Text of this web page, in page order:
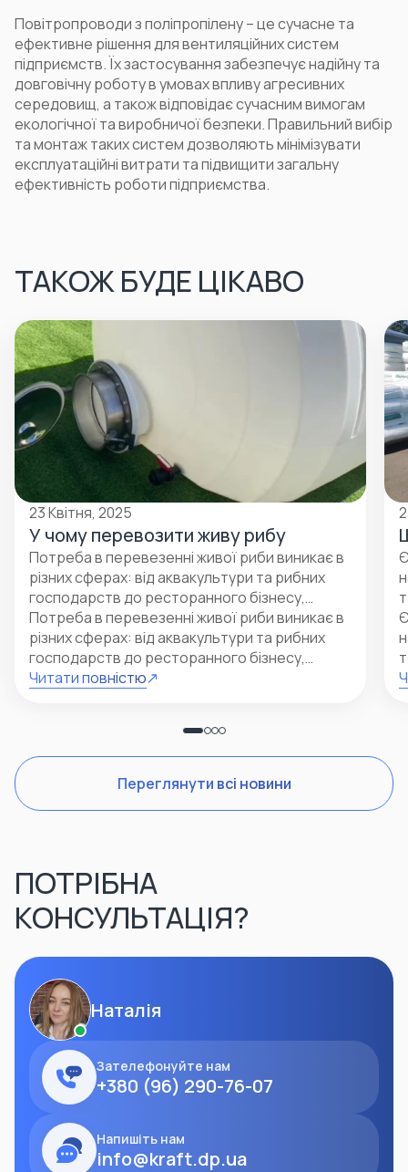
Повітропроводи з поліпропілену – це сучасне та
ефективне рішення для вентиляційних систем
підприємств. Їх застосування забезпечує надійну та
довговічну роботу в умовах впливу агресивних
середовищ, а також відповідає сучасним вимогам
екологічної та виробничої безпеки. Правильний вибір
та монтаж таких систем дозволяють мінімізувати
експлуатаційні витрати та підвищити загальну
ефективність роботи підприємства.
ТАКОЖ БУДЕ ЦІКАВО
23 Квітня, 2025
У чому перевозити живу рибу
Потреба в перевезенні живої риби виникає в
різних сферах: від аквакультури та рибних
господарств до ресторанного бізнесу,
спеціалізованих магазинів і участі у виставках.
Потреба в перевезенні живої риби виникає в
різних сферах: від аквакультури та рибних
господарств до ресторанного бізнесу,
спеціалізованих магазинів і участі у
технологій. В даному напрям розроблена і
запущена у виробництво лінійка
великогабаритних ємностей для пелетного
палива: 20м 3 , 30м 3 та 40 м3
Читати повністю
Переглянути всі новини
ПОТРІБНА
КОНСУЛЬТАЦІЯ?
Наталія
Зателефонуйте нам
+380 (96) 290-76-07
Напишіть нам
info@kraft.dp.ua